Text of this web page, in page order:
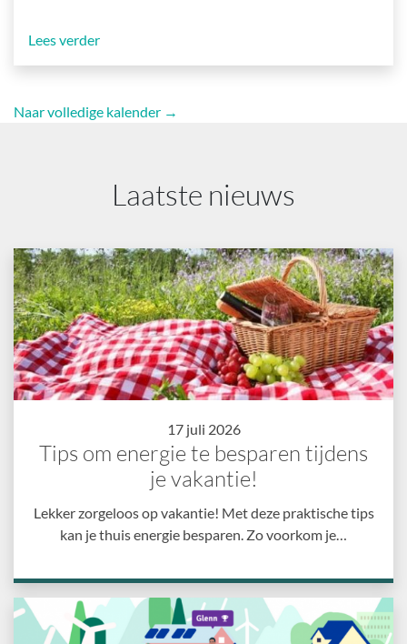
Lees verder
Naar volledige kalender →
Laatste nieuws
17 juli 2026
Tips om energie te besparen tijdens
je vakantie!
Lekker zorgeloos op vakantie! Met deze praktische tips
kan je thuis energie besparen. Zo voorkom je…